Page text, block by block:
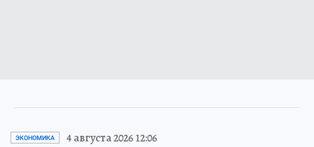
ЭКОНОМИКА 4 августа 2026 12:06